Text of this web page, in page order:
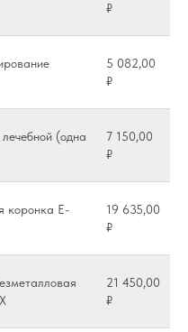
₽
5 082,00
₽
(одна
7 150,00
₽
коронка E-
19 635,00
₽
21 450,00
₽